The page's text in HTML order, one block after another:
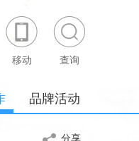
移动 查询
品牌活动
分享